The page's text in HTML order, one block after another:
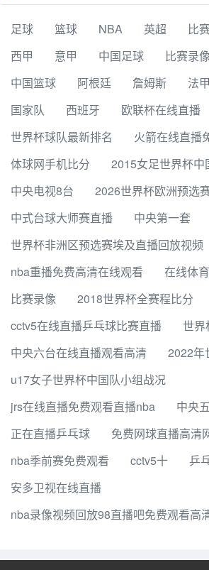
足球 篮球 NBA 英超 比
西甲
意甲 中国足球 比赛录像
中国篮球
阿根廷 詹姆斯 法甲
国家队
西班牙
欧联杯在线直播
世界杯球队最新排名
火箭在线直播
体球网手机比分
2015女足世界杯中
中央电视8台
2026世界杯欧洲预选
中式台球大师赛直播
中央第一套
世界杯非洲区预选赛埃及直播回放视频
nba重播免费高清在线观看
在线体
比赛录像
2018世界杯全赛程比分
cctv5在线直播乒乓球比赛直播
世界
中央六台在线直播观看高清
2022年
u17女子世界杯中国队小组战况
jrs在线直播免费观看直播nba
中央
正在直播乒乓球
免费网球直播高清
nba季前赛免费观看
cctv5十
乒
安多卫视在线直播
nba录像视频回放98直播吧免费观看高